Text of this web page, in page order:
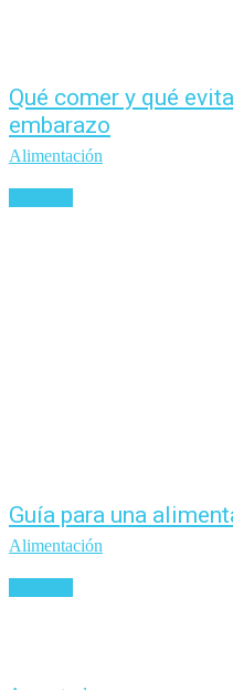
Qué comer y qué
embarazo
Alimentación
Guía para una
Alimentación